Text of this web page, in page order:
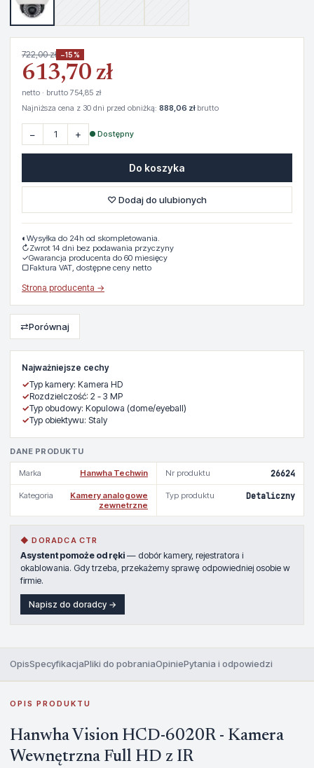
Najważniejsze cechy
✓Typ kamery: Kamera HD
✓Rozdzielczość: 2 - 3 MP
✓Typ obudowy: Kopulowa (dome/eyeball)
✓Typ obiektywu: Staly
DANE PRODUKTU
Marka Hanwha Techwin Nr produktu 26624
Kategoria
Kamery analogowe
zewnetrzne
Typ produktu Detaliczny
◆ DORADCA CTR
Asystent pomoże od ręki — dobór kamery, rejestratora i
okablowania. Gdy trzeba, przekażemy sprawę odpowiedniej osobie w
firmie.
Napisz do doradcy →
722,00 zł −15%
613,70 zł
netto · brutto 754,85 zł
Najniższa cena z 30 dni przed obniżką: 888,06 złbrutto
− + ● Dostępny
Do koszyka
♡ Dodaj do ulubionych
◐ Wysyłka do 24h od skompletowania.
↻Zwrot 14 dni bez podawania przyczyny
✓Gwarancja producenta do 60 miesięcy
▢Faktura VAT, dostępne ceny netto
Strona producenta →
⇄Porównaj
OpisSpecyfikacjaPliki do pobraniaOpiniePytania i odpowiedzi
OPIS PRODUKTU
Hanwha Vision HCD-6020R - Kamera
Wewnętrzna Full HD z IR